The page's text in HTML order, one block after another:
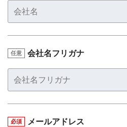
任意 会社名フリガナ
必須 メールアドレス